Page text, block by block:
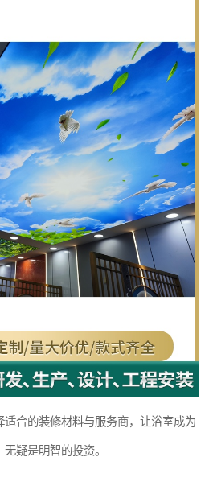
合的装修材料与服务商，让浴室成为
疑是明智的投资。